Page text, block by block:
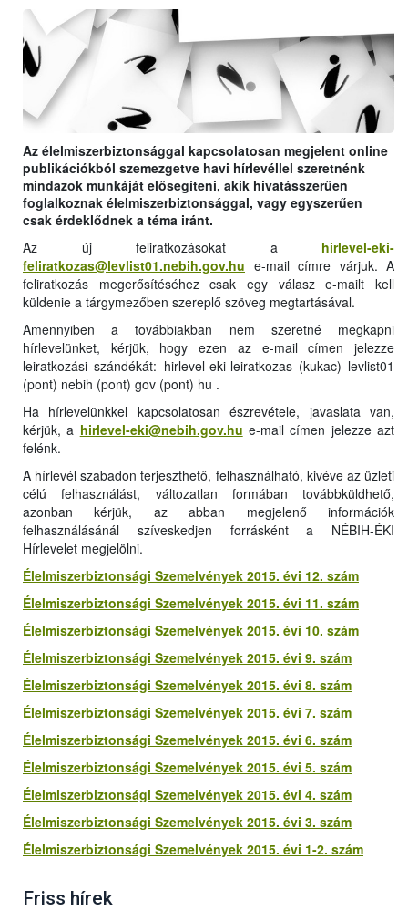
Az élelmiszerbiztonsággal kapcsolatosan megjelent online
publikációkból szemezgetve havi hírlevéllel szeretnénk
mindazok munkáját elősegíteni, akik hivatásszerűen
foglalkoznak élelmiszerbiztonsággal, vagy egyszerűen
csak érdeklődnek a téma iránt.
Az új feliratkozásokat a hirlevel-eki-
feliratkozas@levlist01.nebih.gov.hu e-mail címre várjuk. A
feliratkozás megerősítéséhez csak egy válasz e-mailt kell
küldenie a tárgymezőben szereplő szöveg megtartásával.
Amennyiben a továbbiakban nem szeretné megkapni
hírlevelünket, kérjük, hogy ezen az e-mail címen jelezze
leiratkozási szándékát: hirlevel-eki-leiratkozas (kukac) levlist01
(pont) nebih (pont) gov (pont) hu .
Ha hírlevelünkkel kapcsolatosan észrevétele, javaslata van,
kérjük, a hirlevel-eki@nebih.gov.hu e-mail címen jelezze azt
felénk.
A hírlevél szabadon terjeszthető, felhasználható, kivéve az üzleti
célú felhasználást, változatlan formában továbbküldhető,
azonban kérjük, az abban megjelenő információk
felhasználásánál szíveskedjen forrásként a NÉBIH-ÉKI
Hírlevelet megjelölni.
Élelmiszerbiztonsági Szemelvények 2015. évi 12. szám
Élelmiszerbiztonsági Szemelvények 2015. évi 11. szám
Élelmiszerbiztonsági Szemelvények 2015. évi 10. szám
Élelmiszerbiztonsági Szemelvények 2015. évi 9. szám
Élelmiszerbiztonsági Szemelvények 2015. évi 8. szám
Élelmiszerbiztonsági Szemelvények 2015. évi 7. szám
Élelmiszerbiztonsági Szemelvények 2015. évi 6. szám
Élelmiszerbiztonsági Szemelvények 2015. évi 5. szám
Élelmiszerbiztonsági Szemelvények 2015. évi 4. szám
Élelmiszerbiztonsági Szemelvények 2015. évi 3. szám
Élelmiszerbiztonsági Szemelvények 2015. évi 1-2. szám
Friss hírek